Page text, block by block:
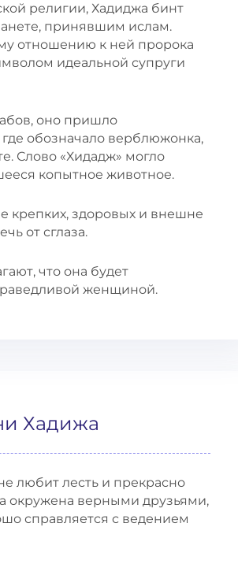
религии, Хадиджа бинт
принявшим ислам.
отношению к ней пророка
идеальной супруги
оно пришло
обозначало верблюжонка,
Слово «Хидадж» могло
копытное животное.
крепких, здоровых и внешне
от сглаза.
что она будет
женщиной.
Хадижа
любит лесть и прекрасно
окружена верными друзьями,
справляется с ведением